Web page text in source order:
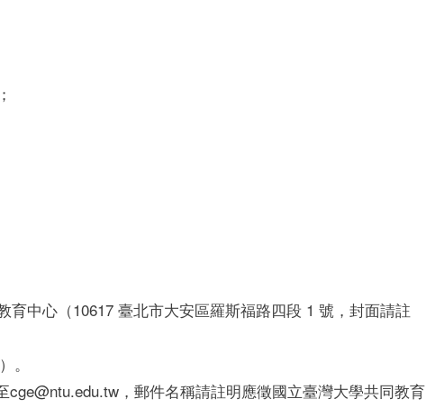
育中心（10617 臺北市大安區羅斯福路四段 1 號，封面請註
。
cge@ntu.edu.tw，郵件名稱請註明應徵國立臺灣大學共同教育